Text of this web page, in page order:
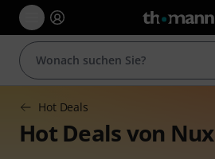
Hot Deals
Hot Deals von Nux